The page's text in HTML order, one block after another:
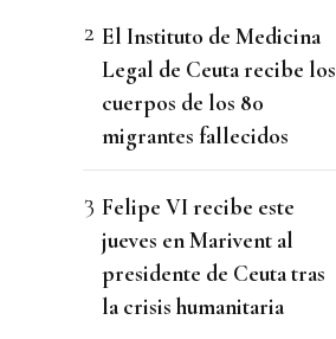
El Instituto de Medicina
Legal de Ceuta recibe los
cuerpos de los 80
migrantes fallecidos
Felipe VI recibe este
jueves en Marivent al
presidente de Ceuta tras
la crisis humanitaria